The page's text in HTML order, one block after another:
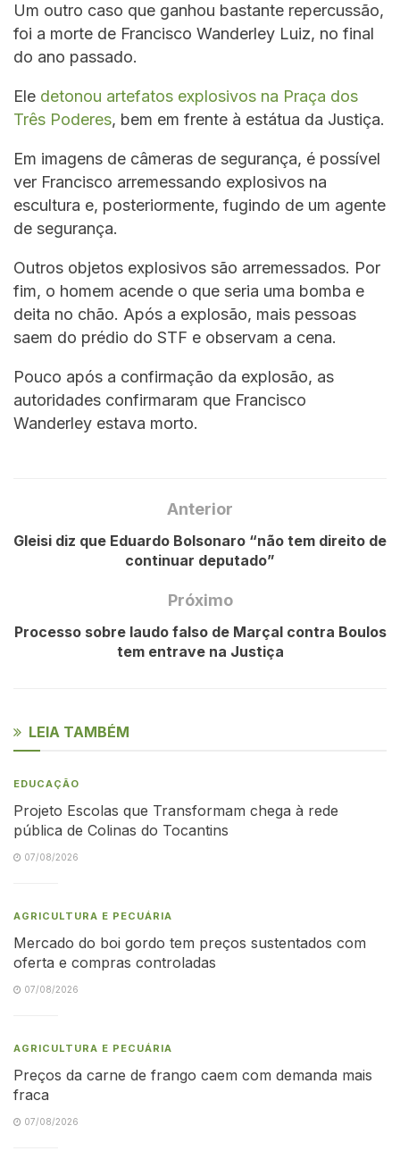
Um outro caso que ganhou bastante repercussão,
foi a morte de Francisco Wanderley Luiz, no final
do ano passado.
Ele detonou artefatos explosivos na Praça dos
Três Poderes, bem em frente à estátua da Justiça.
Em imagens de câmeras de segurança, é possível
ver Francisco arremessando explosivos na
escultura e, posteriormente, fugindo de um agente
de segurança.
Outros objetos explosivos são arremessados. Por
fim, o homem acende o que seria uma bomba e
deita no chão. Após a explosão, mais pessoas
saem do prédio do STF e observam a cena.
Pouco após a confirmação da explosão, as
autoridades confirmaram que Francisco
Wanderley estava morto.
Anterior
Gleisi diz que Eduardo Bolsonaro “não tem direito de
continuar deputado”
Próximo
Processo sobre laudo falso de Marçal contra Boulos
tem entrave na Justiça
LEIA TAMBÉM
EDUCAÇÃO
Projeto Escolas que Transformam chega à rede
pública de Colinas do Tocantins
07/08/2026
AGRICULTURA E PECUÁRIA
Mercado do boi gordo tem preços sustentados com
oferta e compras controladas
07/08/2026
AGRICULTURA E PECUÁRIA
Preços da carne de frango caem com demanda mais
fraca
07/08/2026